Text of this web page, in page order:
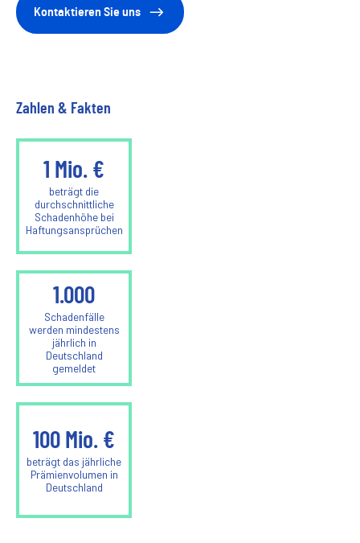
Kontaktieren Sie uns
Zahlen & Fakten
1 Mio. €
beträgt die
durchschnittliche
Schadenhöhe bei
Haftungsansprüchen
1.000
Schadenfälle
werden mindestens
jährlich in
Deutschland
gemeldet
100 Mio. €
beträgt das jährliche
Prämienvolumen in
Deutschland